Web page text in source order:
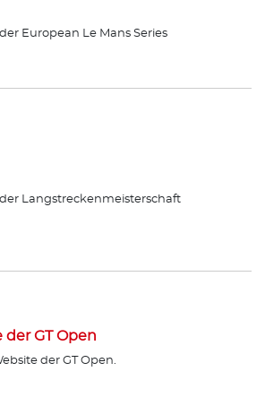
European Le Mans Series
Langstreckenmeisterschaft
GT Open
der GT Open.